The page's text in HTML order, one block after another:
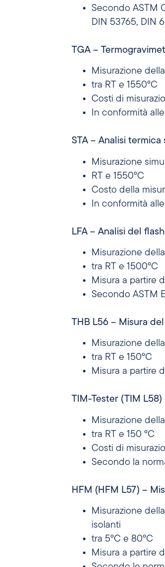
Secondo ASTM
DIN 53765, DIN
TGA –
Misurazione
tra RT e 1550°C
Costi di
In conformità alle
STA – Analisi termica
Misurazione
RT e 1550°C
Costo della
In conformità alle
LFA – Analisi del
Misurazione della
tra RT e 1500°C
Misura a partire
Secondo ASTM
THB L56 – Misura
Misurazione
tra RT e 150°C
Misura a partire
TIM-Tester (TIM
Misurazione
tra RT e 150 °C
Costi di
Secondo la
HFM (HFM L57) –
Misurazione
isolanti
tra 5°C e 80°C
Misura a partire